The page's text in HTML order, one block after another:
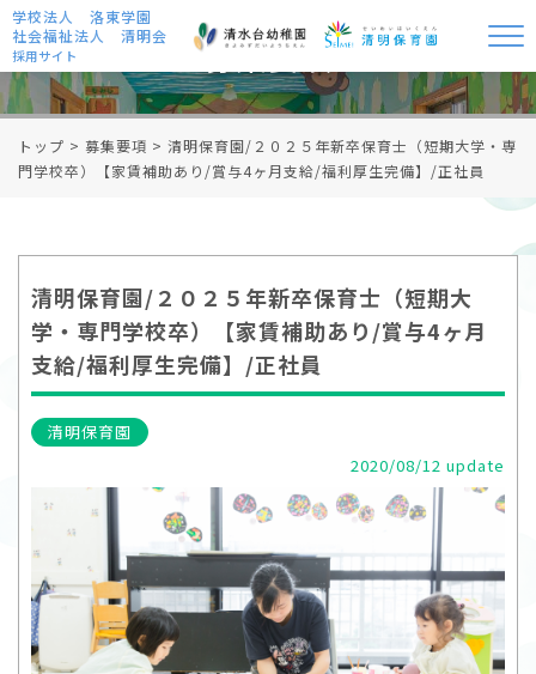
学校法人 洛東学園
社会福祉法人 清明会
採用サイト 募集要項
トップ > 募集要項 > 清明保育園/２０２５年新卒保育士（短期大学・専
門学校卒）【家賃補助あり/賞与4ヶ月支給/福利厚生完備】/正社員
清明保育園/２０２５年新卒保育士（短期大
学・専門学校卒）【家賃補助あり/賞与4ヶ月
支給/福利厚生完備】/正社員
清明保育園
2020/08/12 update